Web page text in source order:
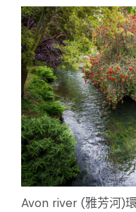
Avon river (雅芳河)